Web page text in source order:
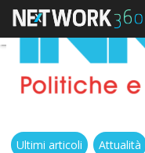
Ultimi articoli Attualità